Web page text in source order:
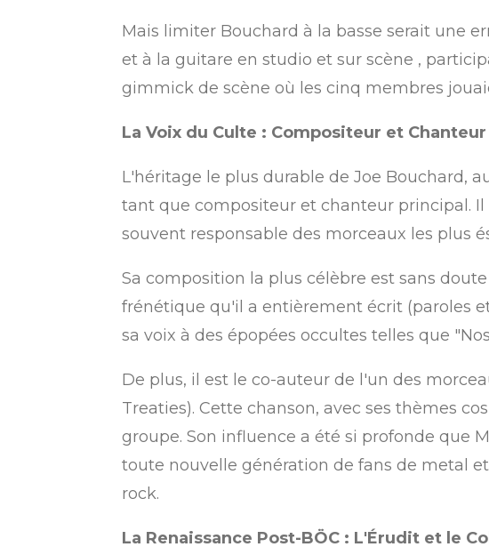
Mais limiter Bouchard à la basse serait une
et à la guitare en studio et sur scène ,
gimmick de scène où les cinq membres
La Voix du Culte : Compositeur et Chanteur
L'héritage le plus durable de Joe Bouchard,
tant que compositeur et chanteur principal.
souvent responsable des morceaux les plus
Sa composition la plus célèbre est sans
frénétique qu'il a entièrement écrit (paroles
sa voix à des épopées occultes telles que
De plus, il est le co-auteur de l'un des
Treaties). Cette chanson, avec ses thèmes
groupe. Son influence a été si profonde que
toute nouvelle génération de fans de metal
rock.
La Renaissance Post-BÖC : L'Érudit et le